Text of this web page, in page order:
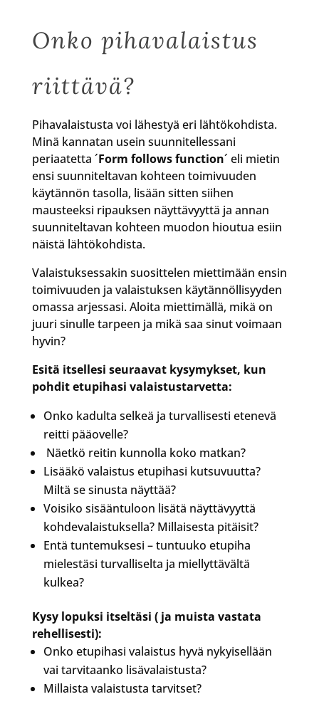
Onko pihavalaistus
riittävä?
Pihavalaistusta voi lähestyä eri lähtökohdista.
Minä kannatan usein suunnitellessani
periaatetta ´Form follows function´ eli mietin
ensi suunniteltavan kohteen toimivuuden
käytännön tasolla, lisään sitten siihen
mausteeksi ripauksen näyttävyyttä ja annan
suunniteltavan kohteen muodon hioutua esiin
näistä lähtökohdista.
Valaistuksessakin suosittelen miettimään ensin
toimivuuden ja valaistuksen käytännöllisyyden
omassa arjessasi. Aloita miettimällä, mikä on
juuri sinulle tarpeen ja mikä saa sinut voimaan
hyvin?
Esitä itsellesi seuraavat kysymykset, kun
pohdit etupihasi valaistustarvetta:
Onko kadulta selkeä ja turvallisesti etenevä
reitti pääovelle?
Näetkö reitin kunnolla koko matkan?
Lisääkö valaistus etupihasi kutsuvuutta?
Miltä se sinusta näyttää?
Voisiko sisääntuloon lisätä näyttävyyttä
kohdevalaistuksella? Millaisesta pitäisit?
Entä tuntemuksesi – tuntuuko etupiha
mielestäsi turvalliselta ja miellyttävältä
kulkea?
Kysy lopuksi itseltäsi ( ja muista vastata
rehellisesti):
Onko etupihasi valaistus hyvä nykyisellään
vai tarvitaanko lisävalaistusta?
Millaista valaistusta tarvitset?